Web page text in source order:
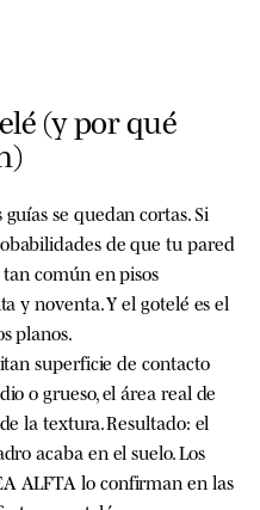
(y por qué
se quedan cortas. Si
de que tu pared
común en pisos
y noventa. Y el gotelé es el
planos.
superficie de contacto
o grueso, el área real de
la textura. Resultado: el
acaba en el suelo. Los
ALFTA lo confirman en las